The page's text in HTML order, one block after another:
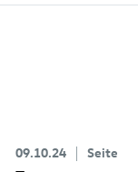
09.10.24 Seite